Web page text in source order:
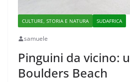
CULTURE, STORIA E NATURA SUDAFRICA
samuele
Pinguini da vicino:
Boulders Beach